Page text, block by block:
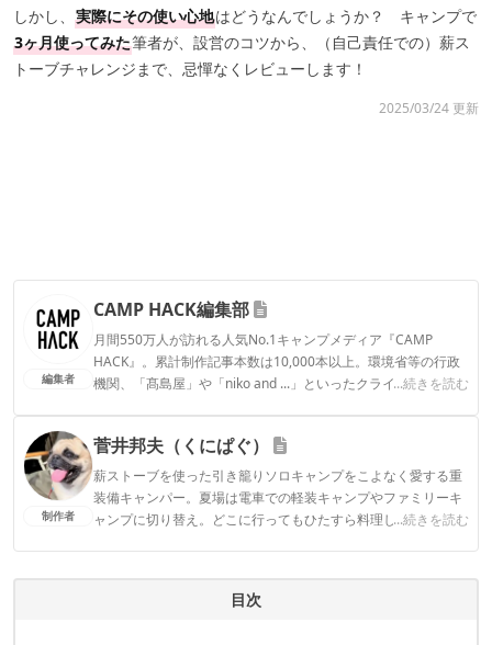
しかし、 実際にその使い心地はどうなんでしょうか？ キャンプで
3ヶ月使ってみた筆者が、設営のコツから、（自己責任での）薪ス
トーブチャレンジまで、忌憚なくレビューします！
2025/03/24 更新
編集者
CAMP HACK編集部
月間550万人が訪れる人気No.1キャンプメディア『CAMP
HACK』。累計制作記事本数は10,000本以上。環境省等の行政
機関、「髙島屋」や「niko and ...」といったクライアントとの
...続きを読む
CAMP HACK編集部のプロフィール
制作者
菅井邦夫（くにぱぐ）
薪ストーブを使った引き籠りソロキャンプをこよなく愛する重
装備キャンパー。夏場は電車での軽装キャンプやファミリーキ
ャンプに切り替え。どこに行ってもひたすら料理して酒を飲む
...続きを読む
目次